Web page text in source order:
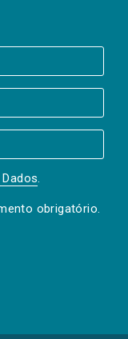
.
obrigatório.